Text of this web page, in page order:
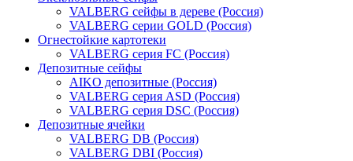
VALBERG сейфы в дереве (Россия)
VALBERG серии GOLD (Россия)
Огнестойкие картотеки
VALBERG серия FC (Россия)
Депозитные сейфы
AIKO депозитные (Россия)
VALBERG серия ASD (Россия)
VALBERG серия DSC (Россия)
Депозитные ячейки
VALBERG DB (Россия)
VALBERG DBI (Россия)